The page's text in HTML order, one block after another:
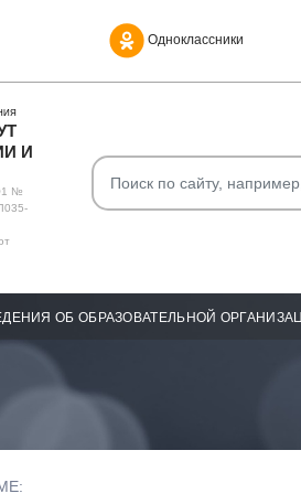
Одноклассники
И
№
ОБ ОБРАЗОВАТЕЛЬНОЙ